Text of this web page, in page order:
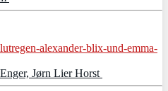
Jørn Lier Horst